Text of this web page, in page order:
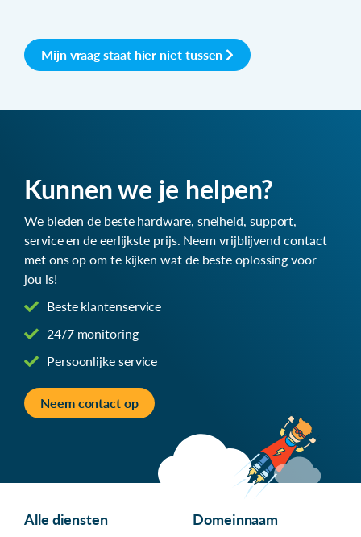
Mijn vraag staat hier niet tussen
Kunnen we je helpen?
We bieden de beste hardware, snelheid, support,
service en de eerlijkste prijs. Neem vrijblijvend contact
met ons op om te kijken wat de beste oplossing voor
jou is!
Beste klantenservice
24/7 monitoring
Persoonlijke service
Neem contact op
Alle diensten Domeinnaam